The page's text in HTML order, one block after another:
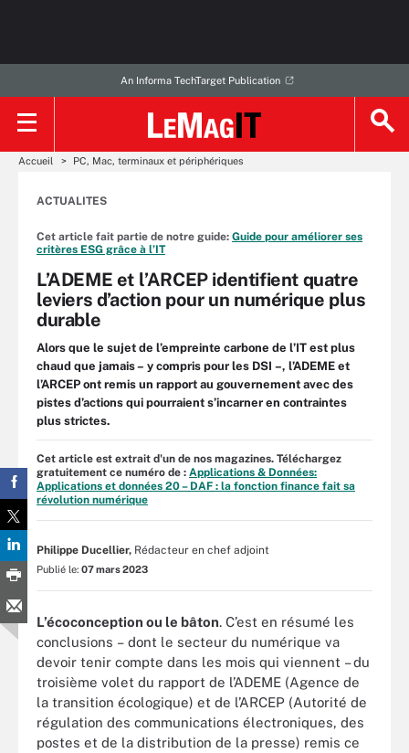
An Informa TechTarget Publication
Accueil PC, Mac, terminaux et périphériques
ACTUALITES
Cet article fait partie de notre guide: Guide pour améliorer ses
critères ESG grâce à l’IT
L’ADEME et l’ARCEP identifient quatre
leviers d’action pour un numérique plus
durable
Alors que le sujet de l’empreinte carbone de l’IT est plus
chaud que jamais – y compris pour les DSI –, l’ADEME et
l’ARCEP ont remis un rapport au gouvernement avec des
pistes d’actions qui pourraient s’incarner en contraintes
plus strictes.
Cet article est extrait d'un de nos magazines. Téléchargez
gratuitement ce numéro de : Applications & Données:
Applications et données 20 – DAF : la fonction finance fait sa
révolution numérique
Philippe Ducellier, Rédacteur en chef adjoint
Publié le: 07 mars 2023
L’écoconception ou le bâton. C’est en résumé les
conclusions – dont le secteur du numérique va
devoir tenir compte dans les mois qui viennent – du
troisième volet du rapport de l’ADEME (Agence de
la transition écologique) et de l’ARCEP (Autorité de
régulation des communications électroniques, des
postes et de la distribution de la presse) remis ce